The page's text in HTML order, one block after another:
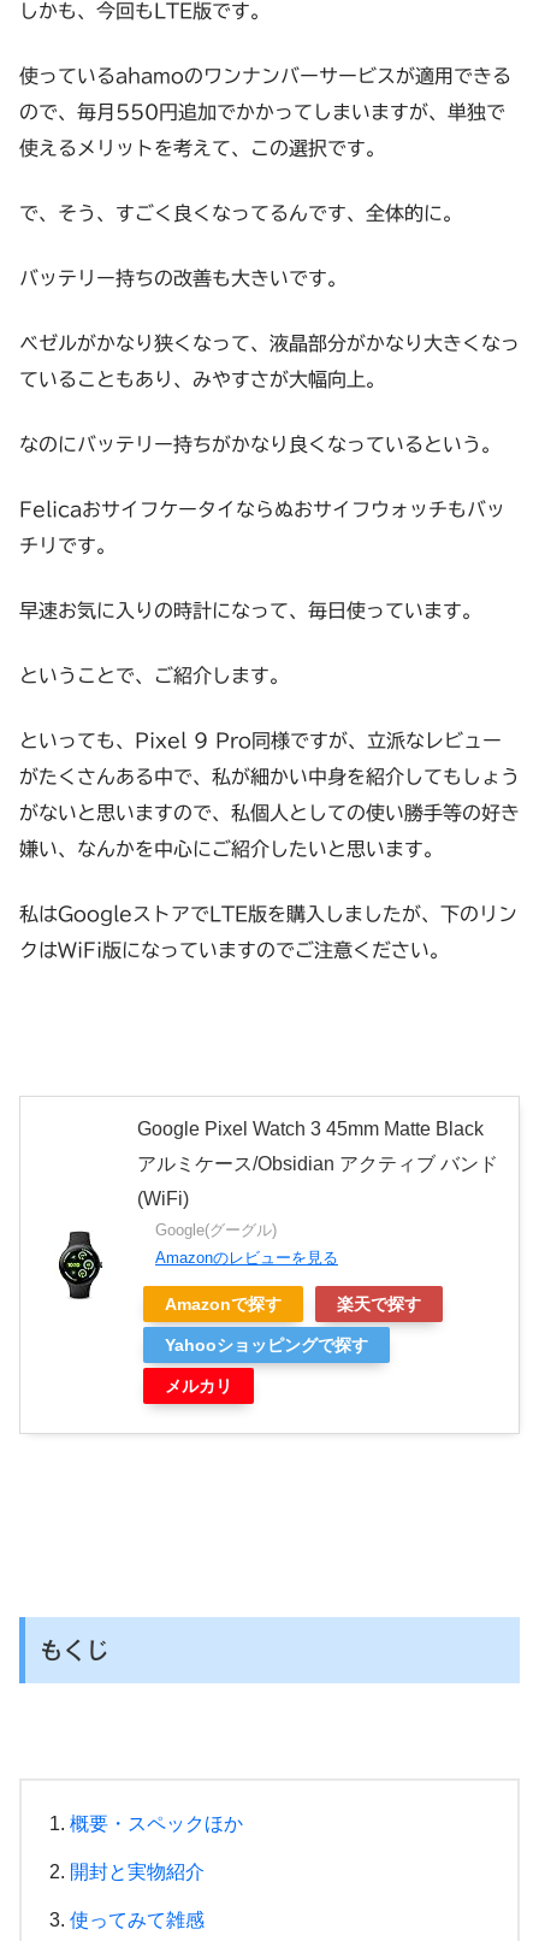
しかも、今回もLTE版です。
使っているahamoのワンナンバーサービスが適用できる
ので、毎月550円追加でかかってしまいますが、単独で
使えるメリットを考えて、この選択です。
で、そう、すごく良くなってるんです、全体的に。
バッテリー持ちの改善も大きいです。
ベゼルがかなり狭くなって、液晶部分がかなり大きくなっ
ていることもあり、みやすさが大幅向上。
なのにバッテリー持ちがかなり良くなっているという。
Felicaおサイフケータイならぬおサイフウォッチもバッ
チリです。
早速お気に入りの時計になって、毎日使っています。
ということで、ご紹介します。
といっても、Pixel 9 Pro同様ですが、立派なレビュー
がたくさんある中で、私が細かい中身を紹介してもしょう
がないと思いますので、私個人としての使い勝手等の好き
嫌い、なんかを中心にご紹介したいと思います。
私はGoogleストアでLTE版を購入しましたが、下のリン
クはWiFi版になっていますのでご注意ください。
Google Pixel Watch 3 45mm Matte Black
アルミケース/Obsidian アクティブ バンド
(WiFi)
Google(グーグル)
Amazonのレビューを見る
Amazonで探す 楽天で探す
Yahooショッピングで探す
メルカリ
もくじ
概要・スペックほか
開封と実物紹介
使ってみて雑感